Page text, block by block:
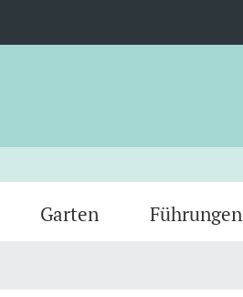
Garten Führungen